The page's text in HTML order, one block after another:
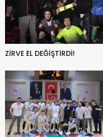
ZİRVE EL DEĞİŞTİRDİ!